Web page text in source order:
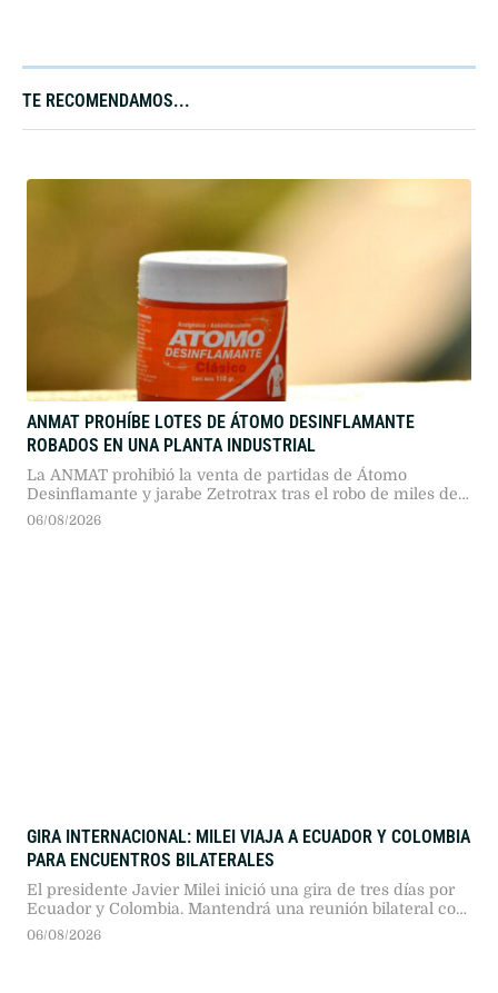
TE RECOMENDAMOS...​
ANMAT PROHÍBE LOTES DE ÁTOMO DESINFLAMANTE
ROBADOS EN UNA PLANTA INDUSTRIAL
La ANMAT prohibió la venta de partidas de Átomo
Desinflamante y jarabe Zetrotrax tras el robo de miles de
unidades en una planta de Haedo. La medida busca evitar
06/08/2026
GIRA INTERNACIONAL: MILEI VIAJA A ECUADOR Y COLOMBIA
PARA ENCUENTROS BILATERALES
El presidente Javier Milei inició una gira de tres días por
Ecuador y Colombia. Mantendrá una reunión bilateral con
Daniel Noboa en Quito y asistirá en Santiago de Cali a la
06/08/2026